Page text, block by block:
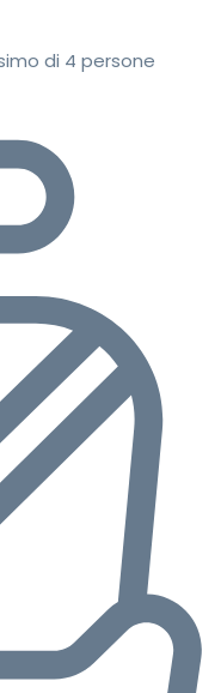
di 4 persone